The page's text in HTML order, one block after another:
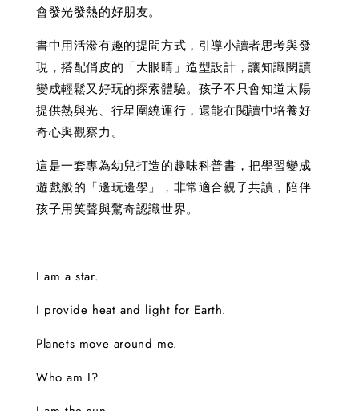
會發光發熱的好朋友。
書中用活潑有趣的提問方式，引導小讀者思考與發
現，搭配俏皮的「大眼睛」造型設計，讓知識閱讀
變成輕鬆又好玩的探索體驗。孩子不只會知道太陽
提供熱與光、行星圍繞運行，還能在閱讀中培養好
奇心與觀察力。
這是一套專為幼兒打造的趣味科普書，把學習變成
遊戲般的「邊玩邊學」，非常適合親子共讀，陪伴
孩子用笑聲與驚奇認識世界。
I am a star.
I provide heat and light for Earth.
Planets move around me.
Who am I?